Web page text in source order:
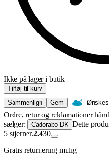
Ikke på lager i butik
Tilføj til kurv
Sammenlign
Gem
Ordre, retur og reklamationer
sælger:
Cadorabo DK Dette
5 stjerner.2.430
Gratis returnering mulig